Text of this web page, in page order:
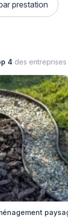
prestation
4 des